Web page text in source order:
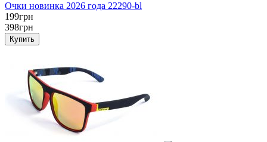
Очки новинка 2026 года 22290-bl
199грн
398грн